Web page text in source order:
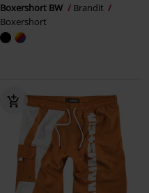
Boxershort BW
Brandit
Boxershort